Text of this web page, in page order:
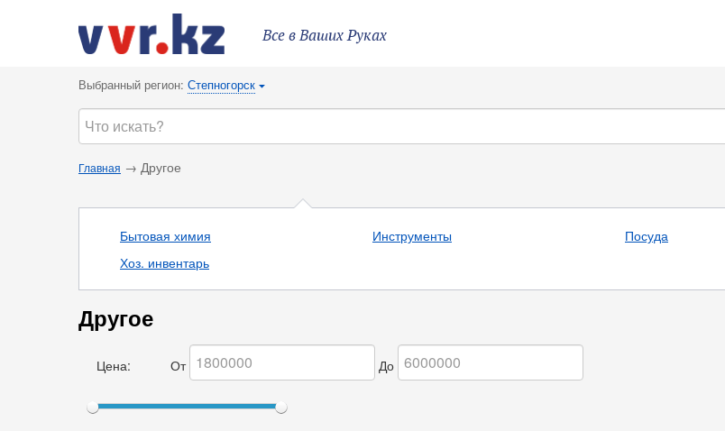
Все в Ваших Руках
Выбранный регион: Степногорск {
Главная → Другое
Бытовая химия
Хоз. инвентарь
Инструменты Посуда
Другое
Цена: От До